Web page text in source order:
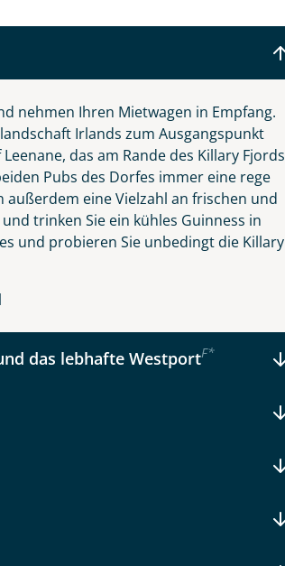
nehmen Ihren Mietwagen in Empfang.
Irlands zum Ausgangspunkt
das am Rande des Killary Fjords
Pubs des Dorfes immer eine rege
eine Vielzahl an frischen und
trinken Sie ein kühles Guinness in
und probieren Sie unbedingt die Killary
das lebhafte WestportF*